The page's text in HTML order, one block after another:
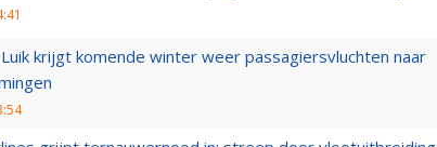
krijgt komende winter weer passagiersvluchten naar